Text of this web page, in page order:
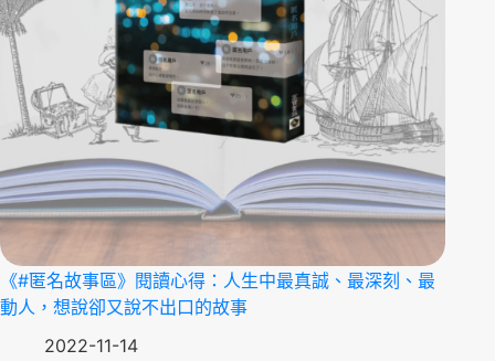
《#匿名故事區》閱讀心得：人生中最真誠、最深刻、最
動人，想說卻又說不出口的故事
2022-11-14